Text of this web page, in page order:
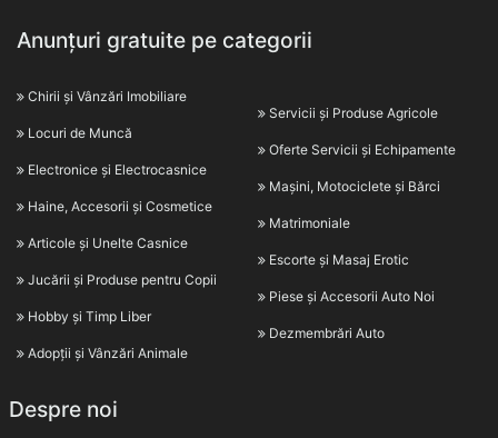
Anunțuri gratuite pe categorii
Chirii și Vânzări Imobiliare
Locuri de Muncă
Electronice și Electrocasnice
Haine, Accesorii și Cosmetice
Articole și Unelte Casnice
Jucării și Produse pentru Copii
Hobby și Timp Liber
Adopții și Vânzări Animale
Servicii și Produse Agricole
Oferte Servicii și Echipamente
Mașini, Motociclete și Bărci
Matrimoniale
Escorte și Masaj Erotic
Piese și Accesorii Auto Noi
Dezmembrări Auto
Despre noi